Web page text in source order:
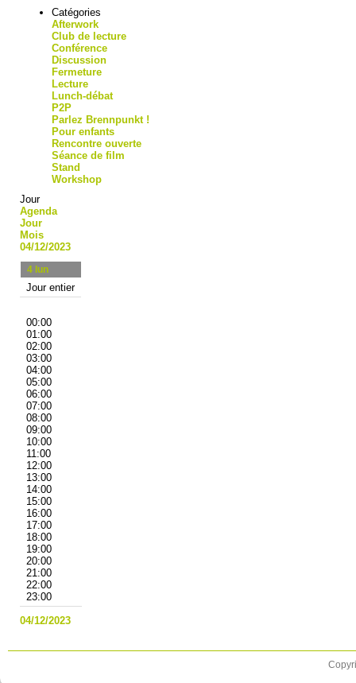
Catégories
Afterwork
Club de lecture
Conférence
Discussion
Fermeture
Lecture
Lunch-débat
P2P
Parlez Brennpunkt !
Pour enfants
Rencontre ouverte
Séance de film
Stand
Workshop
Jour
Agenda
Jour
Mois
04/12/2023
4 lun
Jour entier
00:00
01:00
02:00
03:00
04:00
05:00
06:00
07:00
08:00
09:00
10:00
11:00
12:00
13:00
14:00
15:00
16:00
17:00
18:00
19:00
20:00
21:00
22:00
23:00
04/12/2023